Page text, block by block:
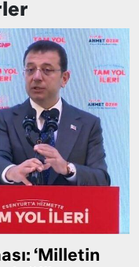
‘Milletin